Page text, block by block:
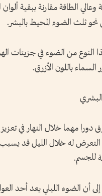
وعالي الطاقة مقارنة ببقية
ثلث الضوء المحيط بالبشر.
من الضوء في جزيئات
باللون الأزرق.
دورا مهما خلال النهار في تعزيز
التعرض له خلال الليل قد
للجسم.
أن الضوء الليلي يعد أحد